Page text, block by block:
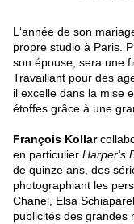
L‘année de son
propre studio à Paris.
son épouse, sera une
Travaillant pour des
il excelle dans la mise
étoffes grâce à une
François Kollar
en particulier Harper‘s
de quinze ans, des
photographiant les
Chanel, Elsa
publicités des grandes